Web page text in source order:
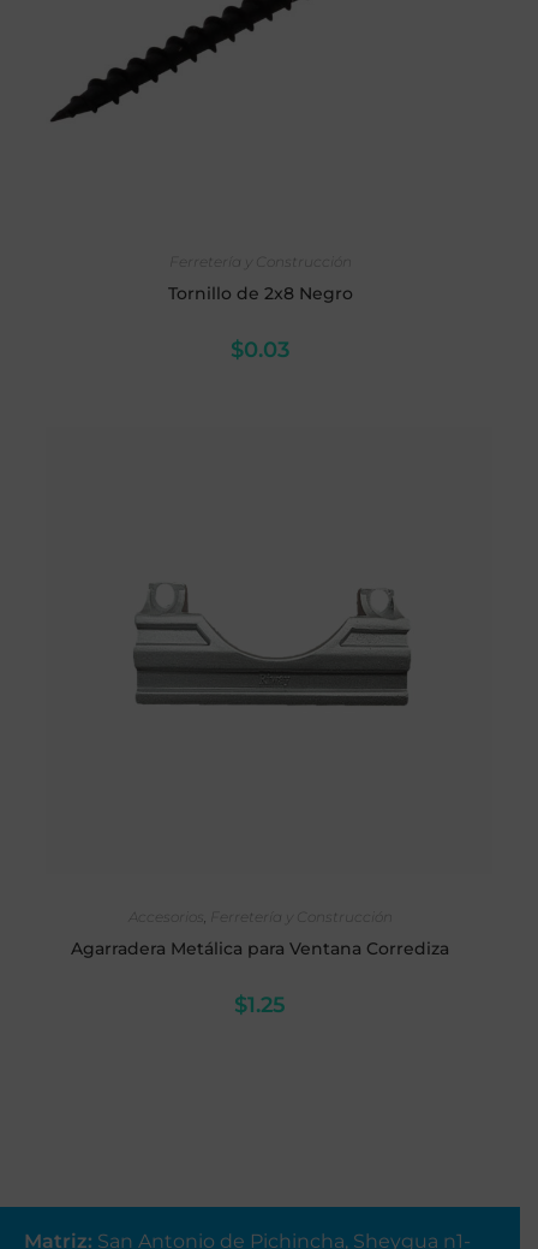
Ferretería y Construcción
Tornillo de 2x8 Negro
$0.03
Accesorios
Ferretería y Construcción
Agarradera Metálica para Ventana Corrediza
$1.25
Matriz: San Antonio de Pichincha, Sheygua n1-